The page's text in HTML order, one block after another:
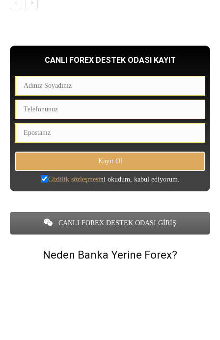
CANLI FOREX DESTEK ODASI KAYIT
Gizlilik sözleşmesini okudum, kabul ediyorum.
CANLI FOREX DESTEK ODASI GİRİŞ
Neden Banka Yerine Forex?